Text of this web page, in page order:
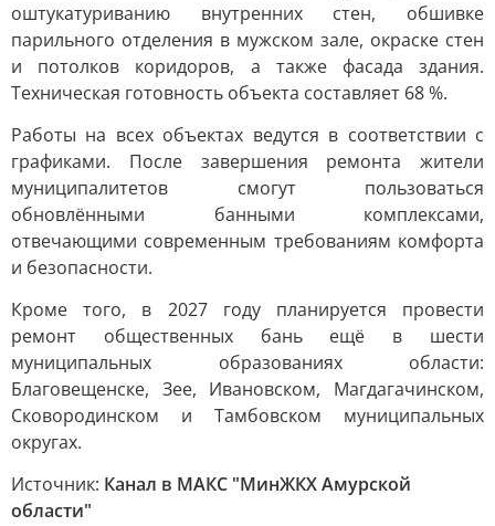
оштукатуриванию внутренних стен, обшивке
парильного отделения в мужском зале, окраске стен
и потолков коридоров, а также фасада здания.
Техническая готовность объекта составляет 68 %.
Работы на всех объектах ведутся в соответствии с
графиками. После завершения ремонта жители
муниципалитетов смогут пользоваться
обновлёнными банными комплексами,
отвечающими современным требованиям комфорта
и безопасности.
Кроме того, в 2027 году планируется провести
ремонт общественных бань ещё в шести
муниципальных образованиях области:
Благовещенске, Зее, Ивановском, Магдагачинском,
Сковородинском и Тамбовском муниципальных
округах.
Источник: Канал в МАКС "МинЖКХ Амурской
области"